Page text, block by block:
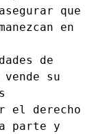
que
en
de
su
el derecho
parte y